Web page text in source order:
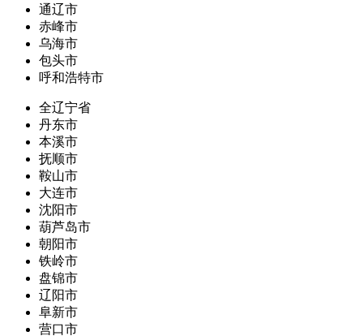
通辽市
赤峰市
乌海市
包头市
呼和浩特市
全辽宁省
丹东市
本溪市
抚顺市
鞍山市
大连市
沈阳市
葫芦岛市
朝阳市
铁岭市
盘锦市
辽阳市
阜新市
营口市